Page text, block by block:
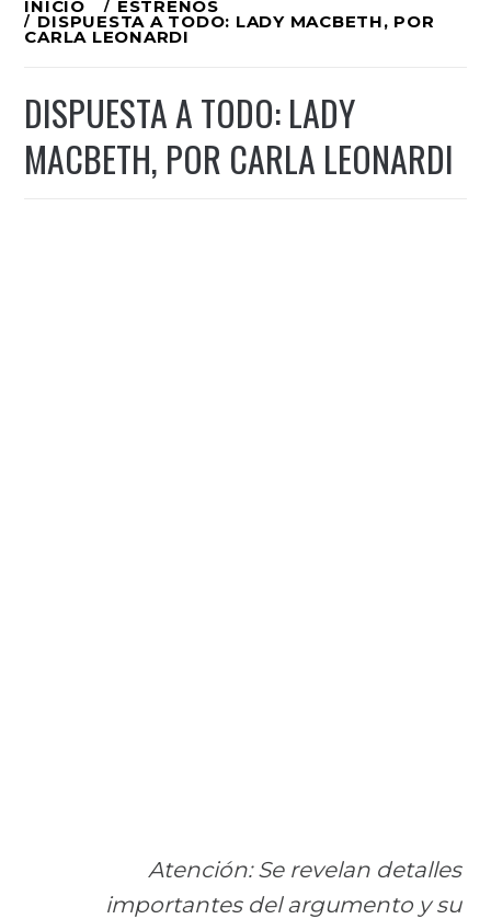
al
INICIO ESTRENOS
DISPUESTA A TODO: LADY MACBETH, POR
CARLA LEONARDI
DISPUESTA A TODO: LADY
MACBETH, POR CARLA LEONARDI
Atención: Se revelan detalles
importantes del argumento y su